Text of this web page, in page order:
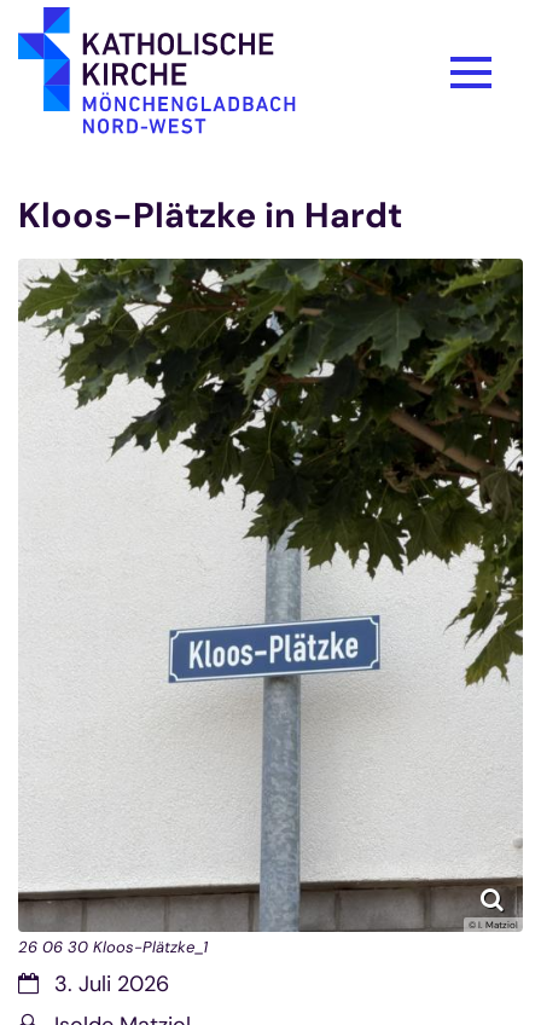
Zum Inhalt springen
Kloos-Plätzke in Hardt
© I. Matziol
26 06 30 Kloos-Plätzke_1
Datum:3. Juli 2026